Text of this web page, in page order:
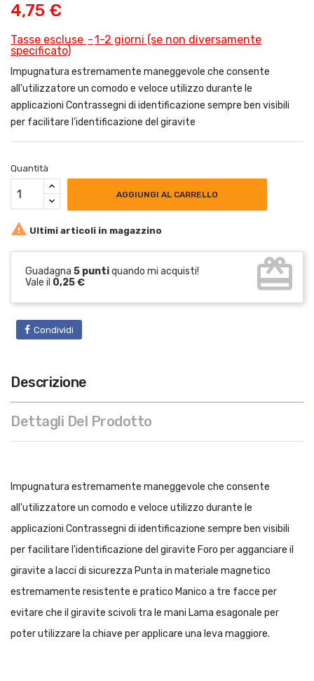
4,75 €
Tasse escluse
1-2 giorni (se non diversamente
specificato)
Impugnatura estremamente maneggevole che consente
all'utilizzatore un comodo e veloce utilizzo durante le
applicazioni Contrassegni di identificazione sempre ben visibili
per facilitare l'identificazione del giravite
Quantità
AGGIUNGI AL CARRELLO
 Ultimi articoli in magazzino
Guadagna 5 puntiquando mi acquisti!
Vale il 0,25 € card_giftcard
Condividi
Descrizione
Dettagli Del Prodotto
Impugnatura estremamente maneggevole che consente
all'utilizzatore un comodo e veloce utilizzo durante le
applicazioni Contrassegni di identificazione sempre ben visibili
per facilitare l'identificazione del giravite Foro per agganciare il
giravite a lacci di sicurezza Punta in materiale magnetico
estremamente resistente e pratico Manico a tre facce per
evitare che il giravite scivoli tra le mani Lama esagonale per
poter utilizzare la chiave per applicare una leva maggiore.